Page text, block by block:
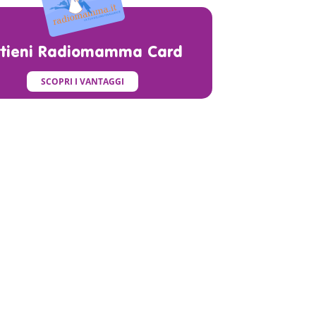
Radiomamma Card
SCOPRI I VANTAGGI